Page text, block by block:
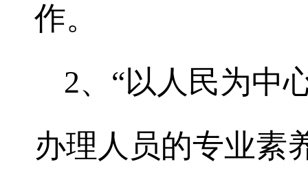
作。
2、“以人民为中
办理人员的专业素